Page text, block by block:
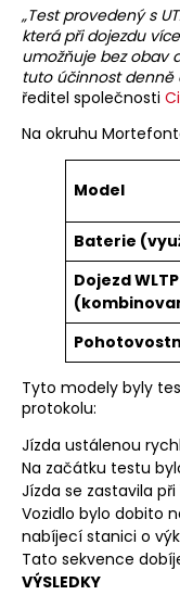
„Test provedený s
která při dojezdu
umožňuje bez obav
tuto účinnost denně
ředitel společnosti
Na okruhu
Model
Baterie
Dojezd WLTP
(
Tyto modely byly
protokolu:
Jízda ustálenou
Na začátku testu
Jízda se zastavila
Vozidlo bylo dobito
nabíjecí stanici o
Tato sekvence
VÝSLEDKY